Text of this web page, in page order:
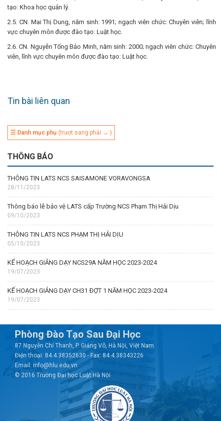
tạo: Khoa học quản lý.
2.5. CN. Mai Thị Dung, năm sinh: 1991; ngạch viên chức: Chuyên viên; lĩnh
vực chuyên môn được đào tạo: Luật học.
2.6. CN. Nguyễn Tống Bảo Minh, năm sinh: 2000; ngạch viên chức: Chuyên
viên, lĩnh vực chuyên môn được đào tạo: Luật học.
Tin bài liên quan
☰ Danh mục phụ (trượt sang phải → )
THÔNG BÁO
THÔNG TIN LATS NCS SAISAMONE VORAVONGSA
28/11/2023
Thông báo lễ bảo vệ LATS cấp Trường NCS Phạm Thị Hải Dịu
09/10/2023
THÔNG TIN LATS NCS PHẠM THỊ HẢI DỊU
05/10/2023
KẾ HOẠCH GIẢNG DẠY NCS29A NĂM HỌC 2023-2024
19/07/2023
KẾ HOẠCH GIẢNG DẠY CH31 ĐỢT 1 NĂM HỌC 2023-2024
19/07/2023
Phòng Đào Tạo Sau Đại Học
87 Nguyễn Chí Thanh, P. Giảng Võ, Hà Nội, Việt Nam
Điện thoại: 84.4.38352630 - Fax: 84.4.38343226
Email: info@hlu.edu.vn
© 2016 Trường Đại học Luật Hà Nội